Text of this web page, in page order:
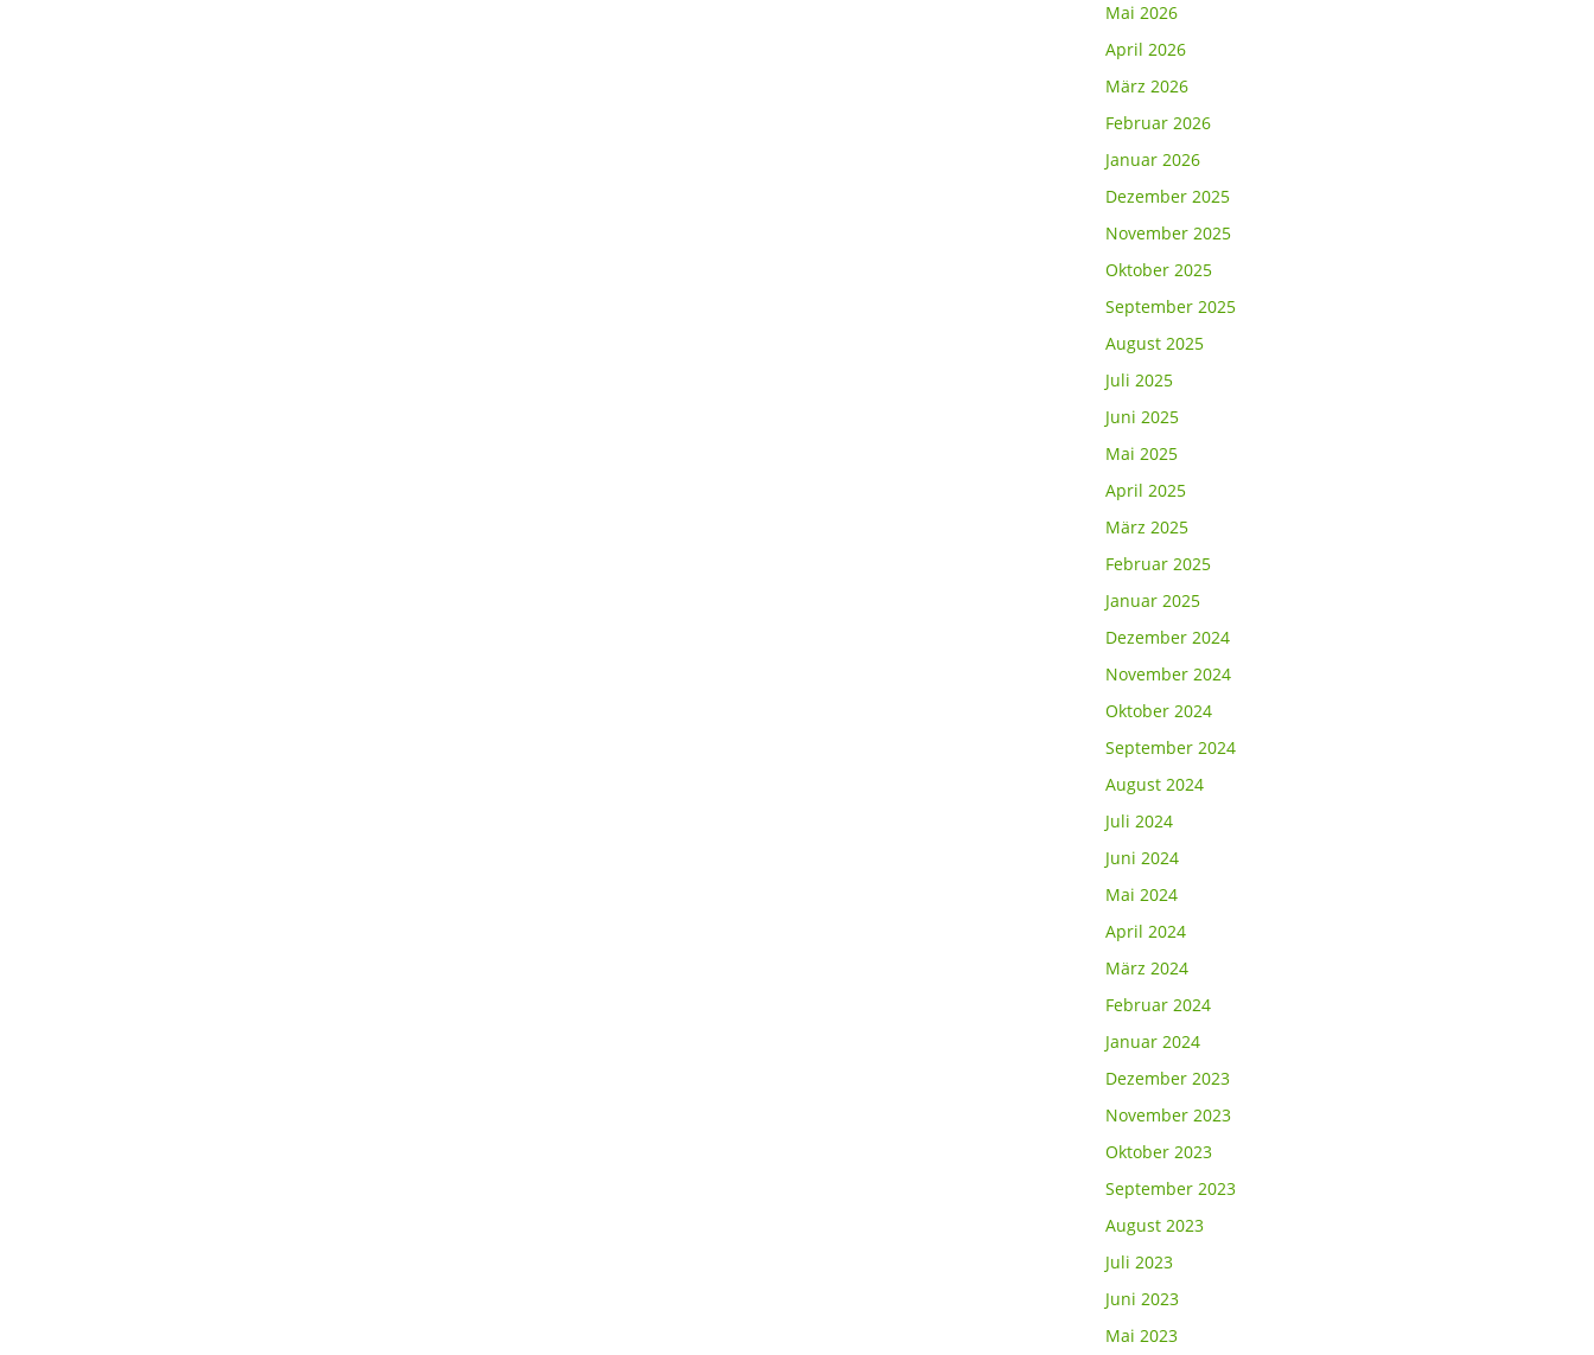
Mai 2026
April 2026
März 2026
Februar 2026
Januar 2026
Dezember 2025
November 2025
Oktober 2025
September 2025
August 2025
Juli 2025
Juni 2025
Mai 2025
April 2025
März 2025
Februar 2025
Januar 2025
Dezember 2024
November 2024
Oktober 2024
September 2024
August 2024
Juli 2024
Juni 2024
Mai 2024
April 2024
März 2024
Februar 2024
Januar 2024
Dezember 2023
November 2023
Oktober 2023
September 2023
August 2023
Juli 2023
Juni 2023
Mai 2023